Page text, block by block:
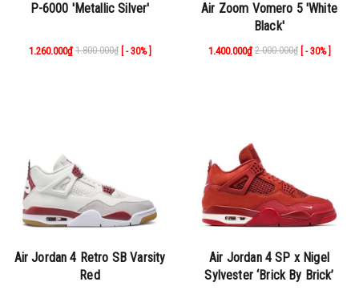
P-6000 'Metallic Silver'
1.260.000₫ 1.800.000₫ [ - 30% ]
Air Zoom Vomero 5 'White
Black'
1.400.000₫ 2.000.000₫ [ - 30% ]
Air Jordan 4 Retro SB Varsity
Red
Air Jordan 4 SP x Nigel
Sylvester ‘Brick By Brick’